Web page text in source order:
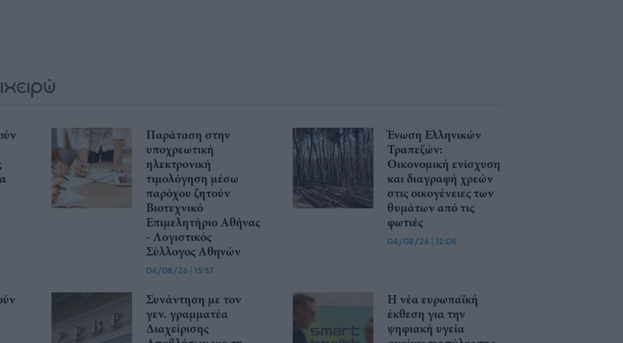
Παράταση στην
υποχρεωτική
ηλεκτρονική
τιμολόγηση μέσω
παρόχου ζητούν
Βιοτεχνικό
Επιμελητήριο Αθήνας
- Λογιστικός
Σύλλογος Αθηνών
04/08/26 | 15:57
Ένωση Ελληνικών
Τραπεζών:
Οικονομική ενίσχυση
και διαγραφή χρεών
στις οικογένειες των
θυμάτων από τις
φωτιές
04/08/26 | 12:08
Συνάντηση με τον
γεν. γραμματέα
Διαχείρισης
Η νέα ευρωπαϊκή
έκθεση για την
ψηφιακή υγεία